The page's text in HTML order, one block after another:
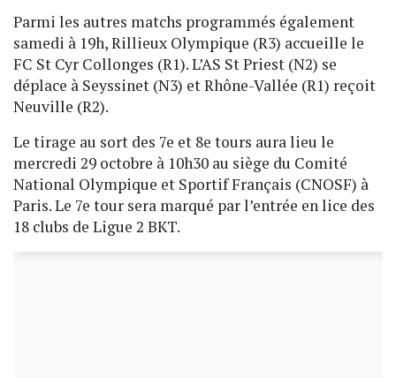
Parmi les autres matchs programmés également
samedi à 19h, Rillieux Olympique (R3) accueille le
FC St Cyr Collonges (R1). L’AS St Priest (N2) se
déplace à Seyssinet (N3) et Rhône-Vallée (R1) reçoit
Neuville (R2).
Le tirage au sort des 7e et 8e tours aura lieu le
mercredi 29 octobre à 10h30 au siège du Comité
National Olympique et Sportif Français (CNOSF) à
Paris. Le 7e tour sera marqué par l’entrée en lice des
18 clubs de Ligue 2 BKT.